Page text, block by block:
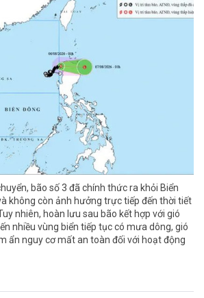
bão số 3 đã chính thức ra khỏi Biển
không còn ảnh hưởng trực tiếp đến thời tiết
nhiên, hoàn lưu sau bão kết hợp với gió
nhiều vùng biển tiếp tục có mưa dông, gió
ẩn nguy cơ mất an toàn đối với hoạt động